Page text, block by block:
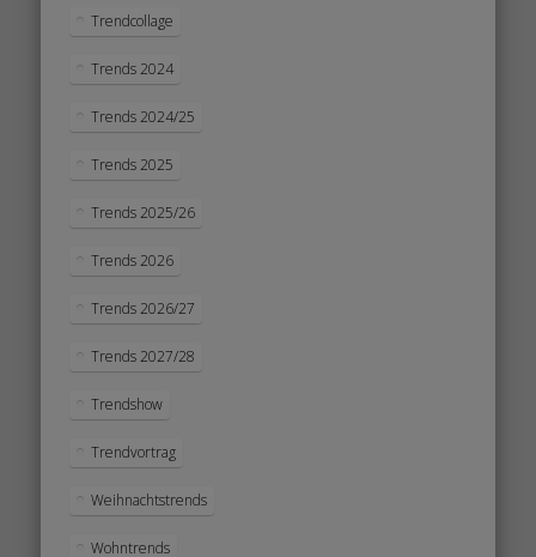
Trendcollage
Trends 2024
Trends 2024/25
Trends 2025
Trends 2025/26
Trends 2026
Trends 2026/27
Trends 2027/28
Trendshow
Trendvortrag
Weihnachtstrends
Wohntrends